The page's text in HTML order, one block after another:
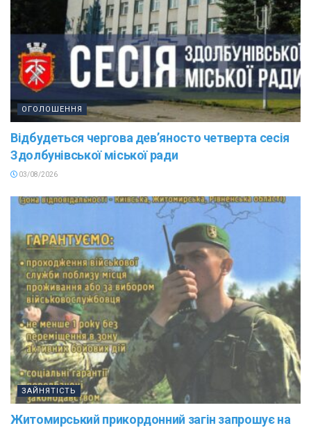
ОГОЛОШЕННЯ
Відбудеться чергова дев’яносто четверта сесія
Здолбунівської міської ради
03/08/2026
ЗАЙНЯТІСТЬ
Житомирський прикордонний загін запрошує на